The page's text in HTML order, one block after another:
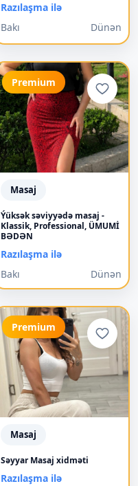
Razılaşma ilə
Bakı
Dünən
Premium
Masaj
Ýüksək səviyyədə masaj -
Klassik, Professional, ÜMUMİ
BƏDƏN
Razılaşma ilə
Bakı
Dünən
Premium
Masaj
Səyyar Masaj xidməti
Razılaşma ilə